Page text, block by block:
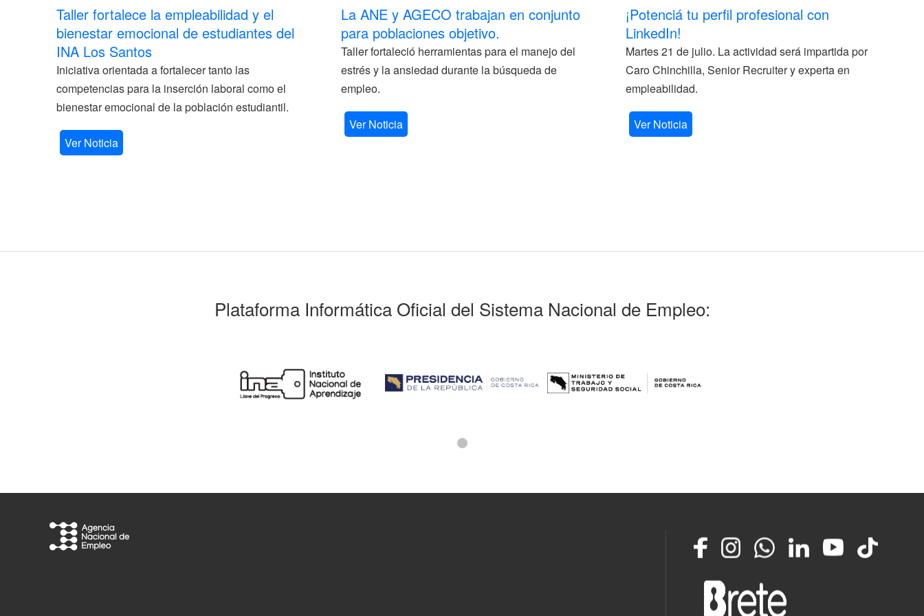
Taller fortalece la empleabilidad y el
bienestar emocional de estudiantes del
INA Los Santos
Iniciativa orientada a fortalecer tanto las
competencias para la inserción laboral como el
bienestar emocional de la población estudiantil.
Ver Noticia
La ANE y AGECO trabajan en conjunto
para poblaciones objetivo.
Taller fortaleció herramientas para el manejo del
estrés y la ansiedad durante la búsqueda de
empleo.
Ver Noticia
¡Potenciá tu perfil profesional con
LinkedIn!
Martes 21 de julio. La actividad será impartida por
Caro Chinchilla, Senior Recruiter y experta en
empleabilidad.
Ver Noticia
Plataforma Informática Oficial del Sistema Nacional de Empleo:
FacebookInstagramWhatsappLinkedInYouTube
TikTok